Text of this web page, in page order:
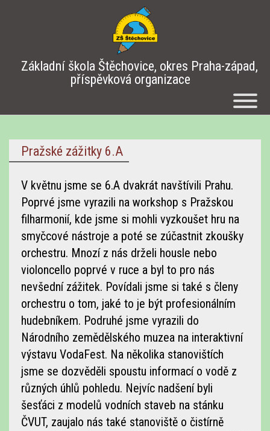
Základní škola Štěchovice, okres Praha-západ,
příspěvková organizace
Pražské zážitky 6.A
V květnu jsme se 6.A dvakrát navštívili Prahu.
Poprvé jsme vyrazili na workshop s Pražskou
filharmonií, kde jsme si mohli vyzkoušet hru na
smyčcové nástroje a poté se zúčastnit zkoušky
orchestru. Mnozí z nás drželi housle nebo
violoncello poprvé v ruce a byl to pro nás
nevšední zážitek. Povídali jsme si také s členy
orchestru o tom, jaké to je být profesionálním
hudebníkem. Podruhé jsme vyrazili do
Národního zemědělského muzea na interaktivní
výstavu VodaFest. Na několika stanovištích
jsme se dozvěděli spoustu informací o vodě z
různých úhlů pohledu. Nejvíc nadšení byli
šesťáci z modelů vodních staveb na stánku
ČVUT, zaujalo nás také stanoviště o čistírně